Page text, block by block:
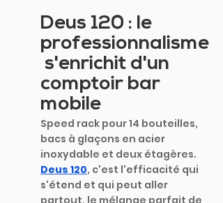
Deus 120 : le
professionnalisme
s'enrichit d'un
comptoir bar
mobile
Speed rack pour 14 bouteilles,
bacs à glaçons en acier
inoxydable et deux étagères.
Deus 120, c'est l'efficacité qui
s'étend et qui peut aller